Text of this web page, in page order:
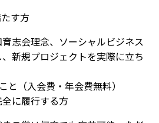
す方
志会理念、ソーシャルビジネス
新規プロジェクトを実際に立ち
と（入会費・年会費無料）
に履行する方